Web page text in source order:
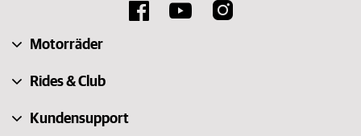
Motorräder
Rides & Club
Kundensupport